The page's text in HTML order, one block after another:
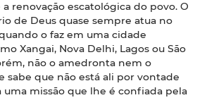
renovação escatológica do povo. O
de Deus quase sempre atua no
o faz em uma cidade
Xangai, Nova Delhi, Lagos ou São
não o amedronta nem o
sabe que não está ali por vontade
uma missão que lhe é confiada pela